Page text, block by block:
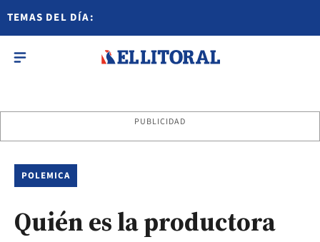
TEMAS DEL DÍA:
PUBLICIDAD
POLEMICA
Quién es la productora